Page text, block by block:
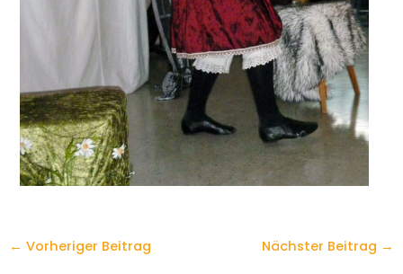
← Vorheriger Beitrag Nächster Beitrag →